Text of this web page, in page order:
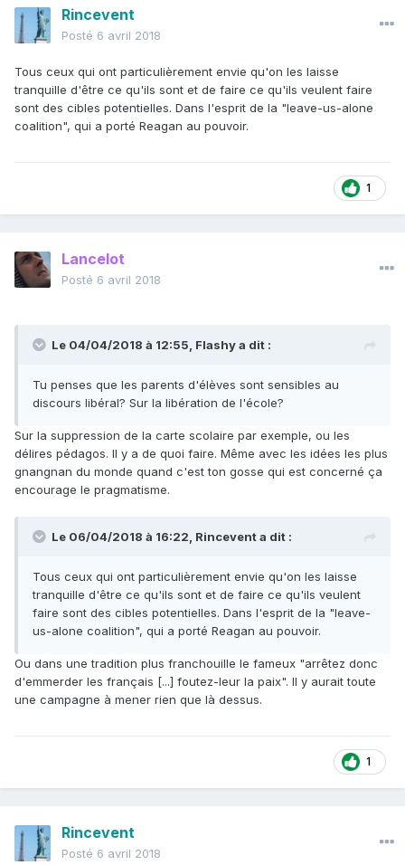
Rincevent
Posté 6 avril 2018
Tous ceux qui ont particulièrement envie qu'on les laisse
tranquille d'être ce qu'ils sont et de faire ce qu'ils veulent faire
sont des cibles potentielles. Dans l'esprit de la "leave-us-alone
coalition", qui a porté Reagan au pouvoir.
1
Lancelot
Posté 6 avril 2018
Le 04/04/2018 à 12:55, Flashya dit :
Tu penses que les parents d'élèves sont sensibles au
discours libéral? Sur la libération de l'école?
Sur la suppression de la carte scolaire par exemple, ou les
délires pédagos. Il y a de quoi faire. Même avec les idées les plus
gnangnan du monde quand c'est ton gosse qui est concerné ça
encourage le pragmatisme.
Le 06/04/2018 à 16:22, Rinceventa dit :
Tous ceux qui ont particulièrement envie qu'on les laisse
tranquille d'être ce qu'ils sont et de faire ce qu'ils veulent
faire sont des cibles potentielles. Dans l'esprit de la "leave-
us-alone coalition", qui a porté Reagan au pouvoir.
Ou dans une tradition plus franchouille le fameux "arrêtez donc
d'emmerder les français [...] foutez-leur la paix". Il y aurait toute
une campagne à mener rien que là dessus.
1
Rincevent
Posté 6 avril 2018